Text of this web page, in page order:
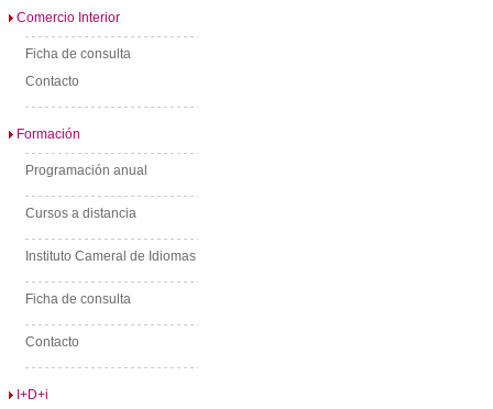
Comercio Interior
Ficha de consulta
Contacto
Formación
Programación anual
Cursos a distancia
Instituto Cameral de Idiomas
Ficha de consulta
Contacto
I+D+i